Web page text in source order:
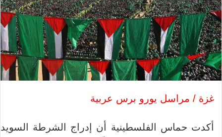
غزة / مراسل يورو برس عربية
أكدت حماس الفلسطينية أن إدراج الشرطة